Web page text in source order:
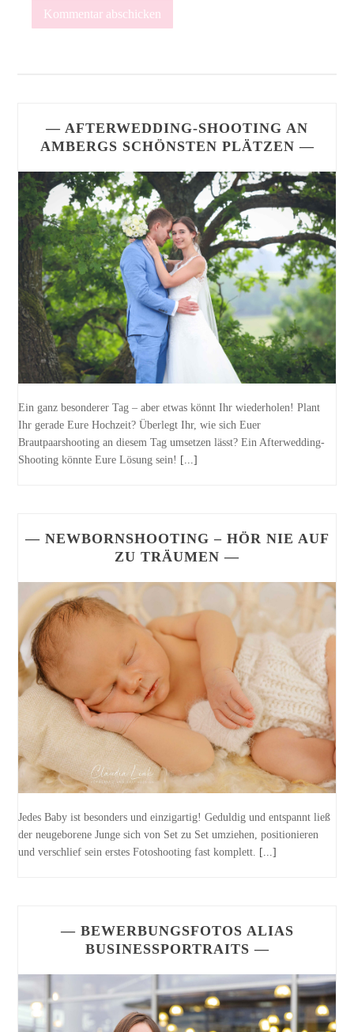
— AFTERWEDDING-SHOOTING AN
AMBERGS SCHÖNSTEN PLÄTZEN —
Ein ganz besonderer Tag – aber etwas könnt Ihr wiederholen! Plant
Ihr gerade Eure Hochzeit? Überlegt Ihr, wie sich Euer
Brautpaarshooting an diesem Tag umsetzen lässt? Ein Afterwedding-
Shooting könnte Eure Lösung sein! [...]
— NEWBORNSHOOTING – HÖR NIE AUF
ZU TRÄUMEN —
Jedes Baby ist besonders und einzigartig! Geduldig und entspannt ließ
der neugeborene Junge sich von Set zu Set umziehen, positionieren
und verschlief sein erstes Fotoshooting fast komplett. [...]
— BEWERBUNGSFOTOS ALIAS
BUSINESSPORTRAITS —